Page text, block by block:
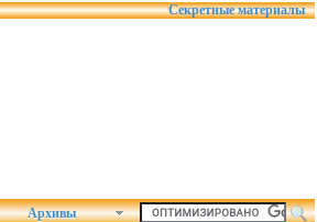
Секретные материалы
Архивы